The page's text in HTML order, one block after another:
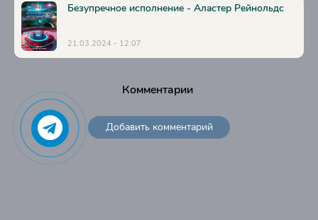
Безупречное исполнение - Аластер Рейнольдс
21.03.2024 - 12:07
Комментарии
Добавить комментарий